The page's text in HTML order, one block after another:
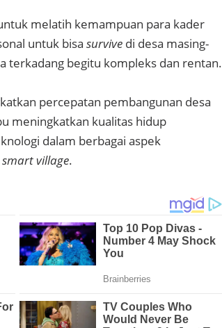
melatih kemampuan para kader
untuk bisa survive di desa masing-
terkadang begitu kompleks dan rentan.
percepatan pembangunan desa
meningkatkan kualitas hidup
dalam berbagai aspek
smart village.